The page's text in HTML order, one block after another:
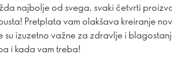
najbolje od svega, svaki četvrti
Pretplata vam olakšava kreiranje
su izuzetno važne za zdravlje i
i kada vam treba!